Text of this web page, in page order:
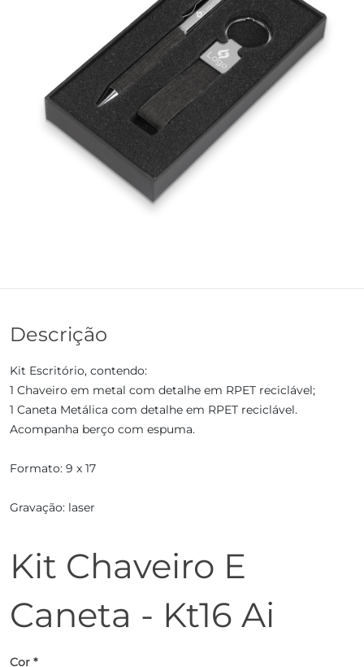
Descrição
Kit Escritório, contendo:
1 Chaveiro em metal com detalhe em RPET reciclável;
1 Caneta Metálica com detalhe em RPET reciclável.
Acompanha berço com espuma.
Formato: 9 x 17
Gravação: laser
Kit Chaveiro E
Caneta - Kt16 Ai
Cor *